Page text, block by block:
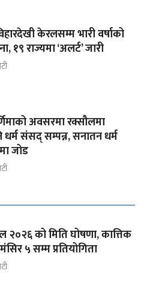
केरलसम्म भारी वर्षाको
१९ राज्यमा ‘अलर्ट’ जारी
अवसरमा रक्सौलमा
धर्म संसद् सम्पन्न, सनातन धर्म
जोड
२०२६ को मिति घोषणा, कात्तिक
५ सम्म प्रतियोगिता